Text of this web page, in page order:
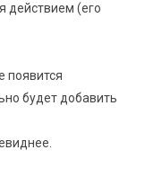
действием (его
появится
будет добавить